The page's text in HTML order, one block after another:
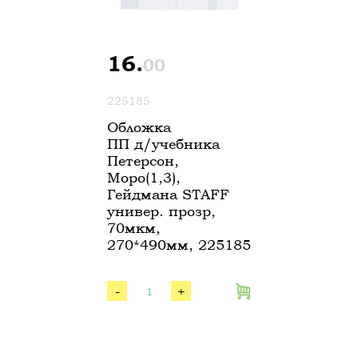
16.00
225185
Обложка
ПП д/учебника
Петерсон,
Моро(1,3),
Гейдмана STAFF
универ. прозр,
70мкм,
270*490мм, 225185
- +